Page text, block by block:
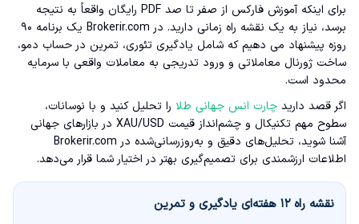
برای اینکه آموزش فارکس از صفر تا صد PDF رایگان واقعاً به نتیجه
برسد، نیاز به یک نقشه راه زمانی دارید. در Brokerir.com یک برنامه ۹۰
روزه پیشنهاد می دهیم که شامل یادگیری تئوری، تمرین در حساب دمو،
ساخت ژورنال معاملاتی و ورود تدریجی به معاملات واقعی با سرمایه
محدود است.
اگر قصد دارید چارت انس جهانی طلا را تحلیل کنید و با نوسانات،
سطوح مهم تکنیکال و چشم‌انداز قیمت XAU/USD در بازارهای جهانی
آشنا شوید، تحلیل‌های دقیق و به‌روزرسانی‌شده در Brokerir.com
اطلاعات ارزشمندی برای تصمیم‌گیری بهتر در اختیار شما قرار می‌دهد.
نقشه راه ۱۲ هفته‌ای یادگیری و تمرین